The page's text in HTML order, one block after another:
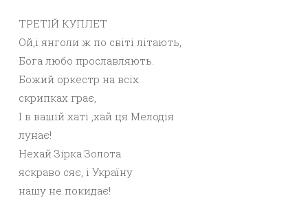
ТРЕТІЙ КУПЛЕТ
Ой,і янголи ж по світі літають,
Бога любо прославляють.
Божий оркестр на всіх
скрипках грає,
І в вашій хаті ,хай ця Мелодія
лунає!
Нехай Зірка Золота
яскраво сяє, і Україну
нашу не покидає!